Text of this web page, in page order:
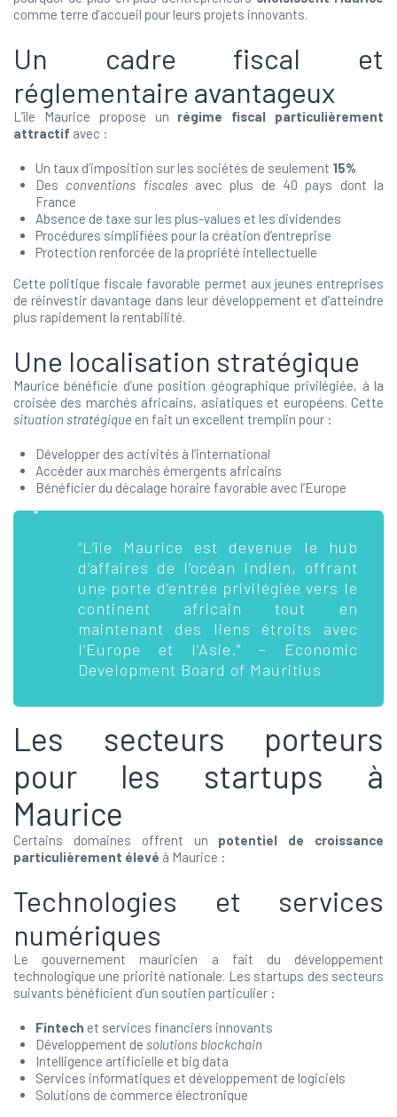
comme terre d’accueil pour leurs projets innovants.
Un cadre fiscal et
réglementaire avantageux
L’île Maurice propose un régime fiscal particulièrement
attractif avec :
Un taux d’imposition sur les sociétés de seulement 15%
Des conventions fiscalesavec plus de 40 pays dont la
France
Absence de taxe sur les plus-values et les dividendes
Procédures simplifiées pour la création d’entreprise
Protection renforcée de la propriété intellectuelle
Cette politique fiscale favorable permet aux jeunes entreprises
de réinvestir davantage dans leur développement et d’atteindre
plus rapidement la rentabilité.
Une localisation stratégique
Maurice bénéficie d’une position géographique privilégiée, à la
croisée des marchés africains, asiatiques et européens. Cette
situation stratégique en fait un excellent tremplin pour :
Développer des activités à l’international
Accéder aux marchés émergents africains
Bénéficier du décalage horaire favorable avec l’Europe
“L’île Maurice est devenue le hub
d’affaires de l’océan Indien, offrant
une porte d’entrée privilégiée vers le
continent africain tout en
maintenant des liens étroits avec
l’Europe et l’Asie.” – Economic
Development Board of Mauritius
Les secteurs porteurs
pour les startups à
Maurice
Certains domaines offrent un potentiel de croissance
particulièrement élevé à Maurice :
Technologies et services
numériques
Le gouvernement mauricien a fait du développement
technologique une priorité nationale. Les startups des secteurs
suivants bénéficient d’un soutien particulier :
Fintech et services financiers innovants
Développement de solutions blockchain
Intelligence artificielle et big data
Services informatiques et développement de logiciels
Solutions de commerce électronique